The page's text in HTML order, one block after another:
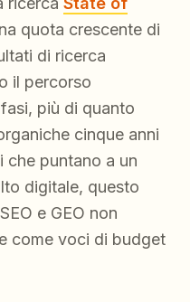
quota crescente di
di ricerca
il percorso
più di quanto
cinque anni
che puntano a un
digitale, questo
e GEO non
come voci di budget